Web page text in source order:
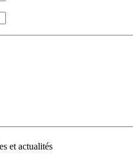
et actualités